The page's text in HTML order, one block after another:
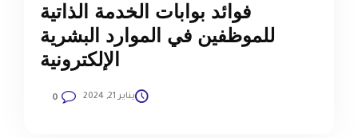
فوائد بوابات الخدمة الذاتية
للموظفين في الموارد البشرية
الإلكترونية
يناير 21, 2024 0